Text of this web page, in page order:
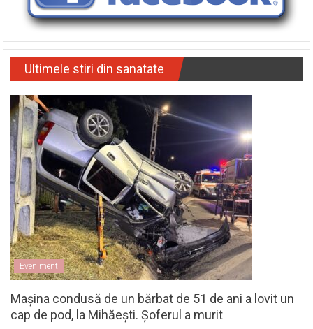
Ultimele stiri din sanatate
Eveniment
Mașina condusă de un bărbat de 51 de ani a lovit un
cap de pod, la Mihăești. Șoferul a murit